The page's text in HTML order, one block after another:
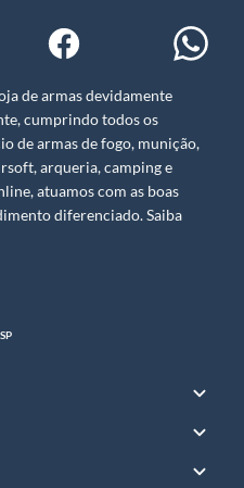
de armas devidamente
cumprindo todos os
de armas de fogo, munição,
arqueria, camping e
atuamos com as boas
diferenciado. Saiba